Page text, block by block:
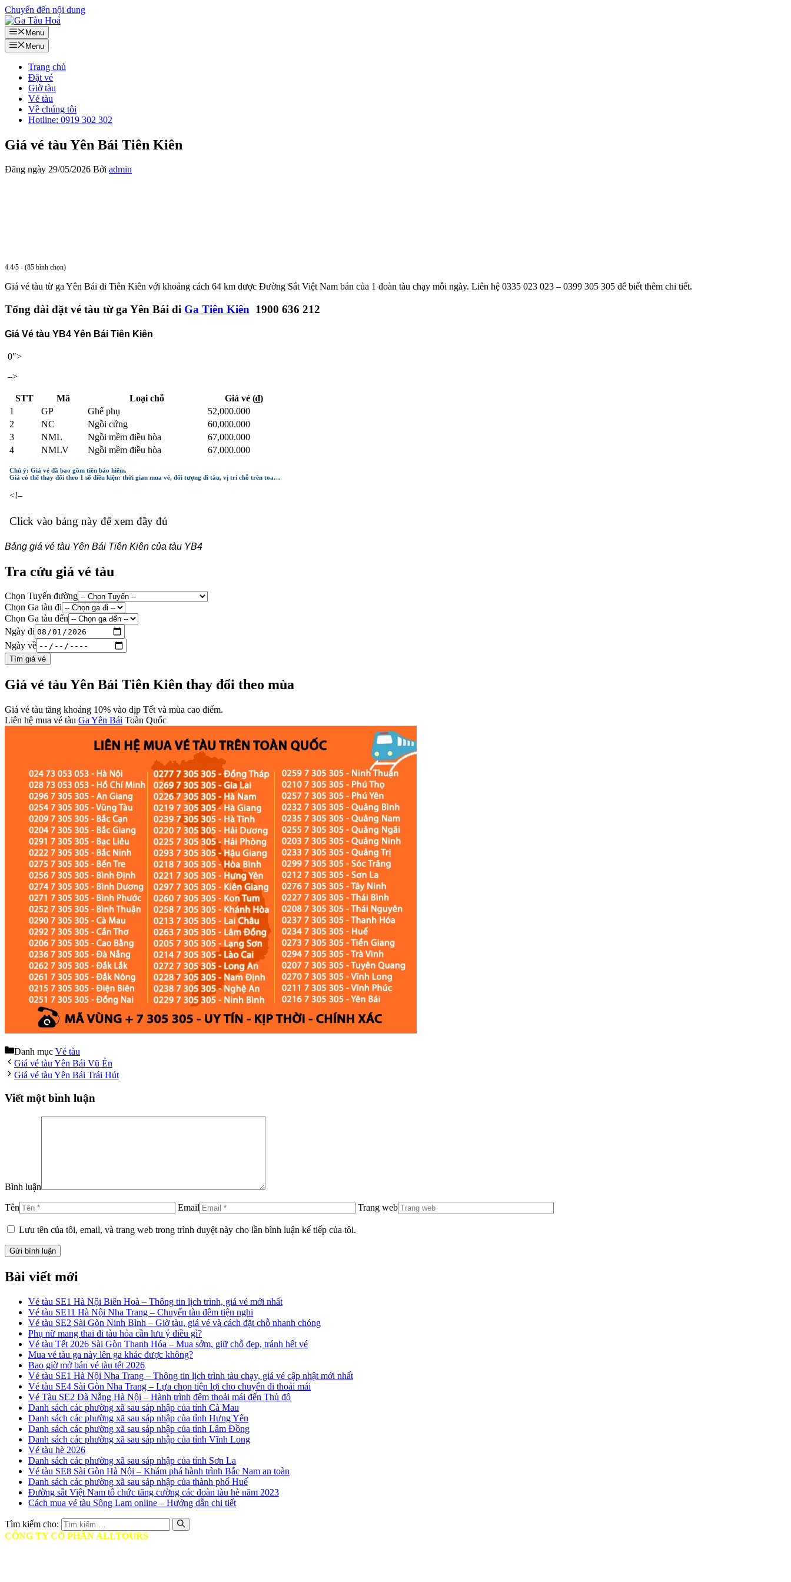
Chuyển đến nội dung
Menu
Menu
Trang chủ
Đặt vé
Giờ tàu
Vé tàu
Về chúng tôi
Hotline: 0919 302 302
Giá vé tàu Yên Bái Tiên Kiên
Đăng ngày 29/05/2026 Bởi admin
4.4/5 - (85 bình chọn)
Giá vé tàu từ ga Yên Bái đi Tiên Kiên với khoảng cách 64 km được Đường Sắt Việt Nam bán của 1 đoàn tàu chạy mỗi ngày. Liên hệ 0335 023 023 – 0399 305 305 để biết thêm chi tiết.
Tổng đài đặt vé tàu từ ga Yên Bái đi Ga Tiên Kiên 1900 636 212
Giá Vé tàu YB4 Yên Bái Tiên Kiên
0″>
–>
STT Mã Loại chỗ
Giá vé (₫)
1
GP Ghế phụ
52,000.000
2
NC Ngồi cứng
60,000.000
3
NML Ngồi mềm điều hòa
67,000.000
4
NMLV Ngồi mềm điều hòa 67,000.000
Chú ý: Giá vé đã bao gồm tiền bảo hiểm.
Giá có thể thay đổi theo 1 số điều kiện: thời gian mua vé, đối tượng đi tàu, vị trí chỗ trên toa…
<!–
Click vào bảng này để xem đầy đủ
Bảng giá vé tàu Yên Bái Tiên Kiên của tàu YB4
Tra cứu giá vé tàu
Chọn Tuyến đường
Chọn Ga tàu đi
Chọn Ga tàu đến
Ngày đi
Ngày về
Tìm giá vé
Giá vé tàu Yên Bái Tiên Kiên thay đổi theo mùa
Giá vé tàu tăng khoảng 10% vào dịp Tết và mùa cao điểm.
Liên hệ mua vé tàu Ga Yên Bái Toàn Quốc
Danh mục Vé tàu
Giá vé tàu Yên Bái Vũ Ẻn
Giá vé tàu Yên Bái Trái Hút
Viết một bình luận
Bình luận
Tên Email Trang web
Lưu tên của tôi, email, và trang web trong trình duyệt này cho lần bình luận kế tiếp của tôi.
Bài viết mới
Vé tàu SE1 Hà Nội Biên Hoà – Thông tin lịch trình, giá vé mới nhất
Vé tàu SE11 Hà Nội Nha Trang – Chuyến tàu đêm tiện nghi
Vé tàu SE2 Sài Gòn Ninh Bình – Giờ tàu, giá vé và cách đặt chỗ nhanh chóng
Phụ nữ mang thai đi tàu hỏa cần lưu ý điều gì?
Vé tàu Tết 2026 Sài Gòn Thanh Hóa – Mua sớm, giữ chỗ đẹp, tránh hết vé
Mua vé tàu ga này lên ga khác được không?
Bao giờ mở bán vé tàu tết 2026
Vé tàu SE1 Hà Nội Nha Trang – Thông tin lịch trình tàu chạy, giá vé cập nhật mới nhất
Vé tàu SE4 Sài Gòn Nha Trang – Lựa chọn tiện lợi cho chuyến đi thoải mái
Vé Tàu SE2 Đà Nẵng Hà Nội – Hành trình đêm thoải mái đến Thủ đô
Danh sách các phường xã sau sáp nhập của tỉnh Cà Mau
Danh sách các phường xã sau sáp nhập của tỉnh Hưng Yên
Danh sách các phường xã sau sáp nhập của tỉnh Lâm Đồng
Danh sách các phường xã sau sáp nhập của tỉnh Vĩnh Long
Vé tàu hè 2026
Danh sách các phường xã sau sáp nhập của tỉnh Sơn La
Vé tàu SE8 Sài Gòn Hà Nội – Khám phá hành trình Bắc Nam an toàn
Danh sách các phường xã sau sáp nhập của thành phố Huế
Đường sắt Việt Nam tổ chức tăng cường các đoàn tàu hè năm 2023
Cách mua vé tàu Sông Lam online – Hướng dẫn chi tiết
Tìm kiếm cho:
CÔNG TY CỔ PHẦN ALLTOURS